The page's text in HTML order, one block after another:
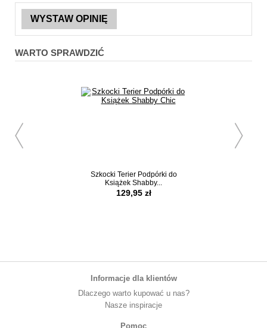
WYSTAW OPINIĘ
WARTO SPRAWDZIĆ
Szkocki Terier Podpórki do
Książek Shabby...
129,95 zł
Informacje dla klientów
Dlaczego warto kupować u nas?
Nasze inspiracje
Pomoc